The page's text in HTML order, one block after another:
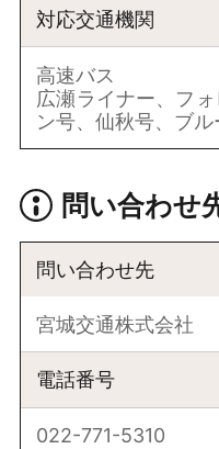
対応交通機関
高速バス
広瀬ライナー、フ
ン号、仙秋号、ブ
問い合わせ
問い合わせ先
宮城交通株式会社
電話番号
022-771-5310